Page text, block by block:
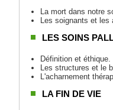
La mort dans notre
Les soignants et les
LES SOINS
Définition et éthique.
Les structures et le
L'acharnement
LA FIN DE VIE